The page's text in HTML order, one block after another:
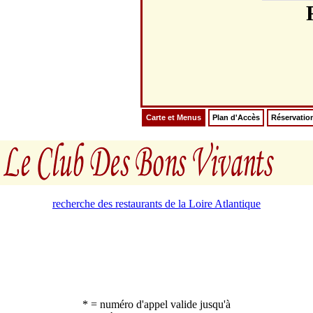
Carte et Menus Plan d'Accès
recherche des restaurants de la Loire Atlantique
* = numéro d'appel valide jusqu'à